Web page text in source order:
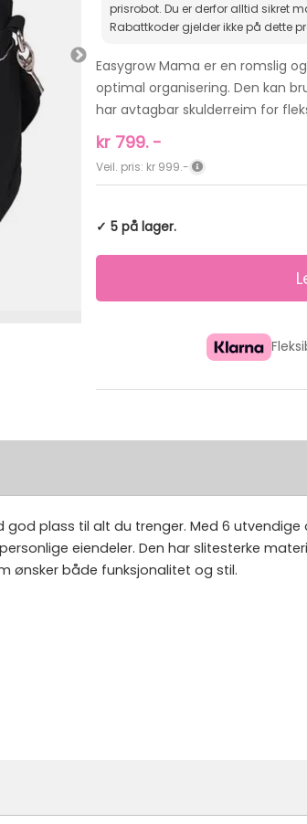
prisrobot. Du er derfor alltid sikret markedets beste pris.
Rabattkoder gjelder ikke på dette
Easygrow Mama er en romslig
optimal organisering. Den kan
har avtagbar skulderreim for
kr 799.-
Veil. pris: kr 999.-
✓ 5 på lager.
plass til alt du trenger. Med 6
eiendeler. Den har slitesterke
ønsker både funksjonalitet og stil.